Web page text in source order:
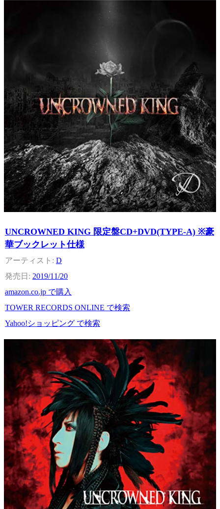
UNCROWNED KING 限定盤CD+DVD(TYPE-A) ※豪
華ブックレット仕様
D
2019/11/20
amazon.co.jp で購入
TOWER RECORDS ONLINE で検索
Yahoo!ショッピング で検索